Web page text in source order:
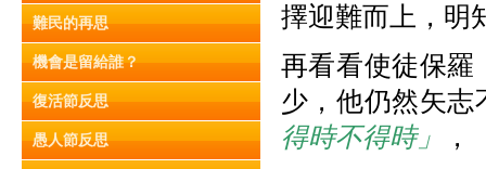
難民的再思
機會是留給誰？
復活節反思
愚人節反思
擇迎難而上，明
再看看使徒保羅
少，他仍然矢志
得時不得時」
，